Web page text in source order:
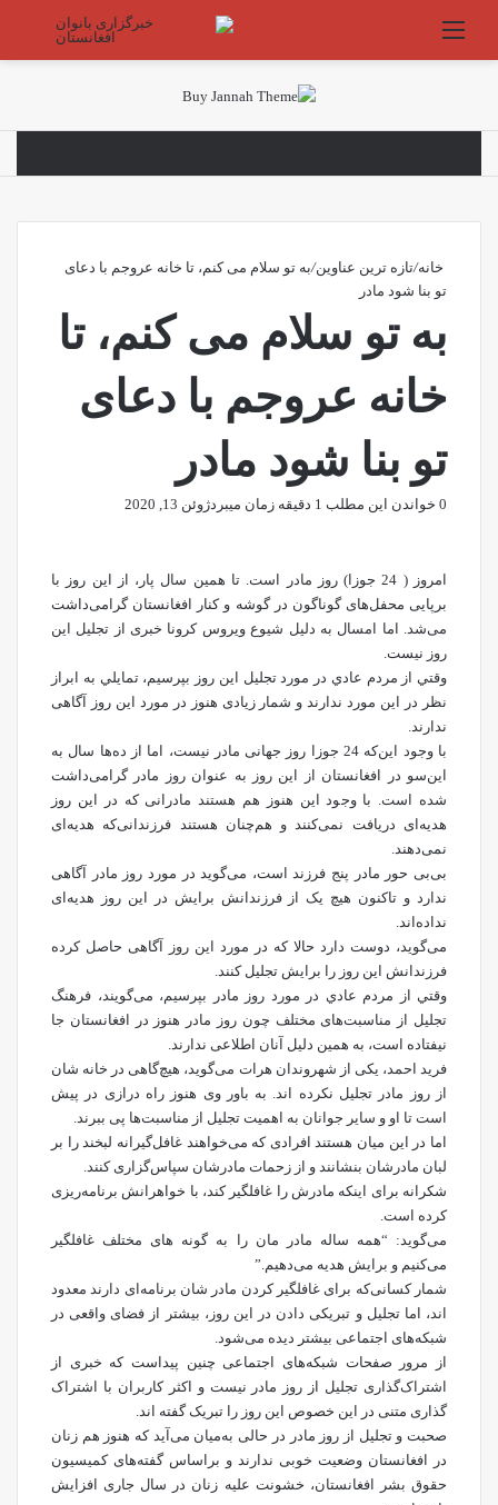
منو
خانه/تازه ترین عناوین/به تو سلام می کنم، تا خانه عروجم با دعای
تو بنا شود مادر
به تو سلام می کنم، تا
خانه عروجم با دعای
تو بنا شود مادر
ژوئن 13, 2020 0 خواندن این مطلب 1 دقیقه زمان میبرد
امروز ( 24 جوزا) روز مادر است. تا همین سال پار، از این روز با
برپایی محفل‌های گوناگون در گوشه و کنار افغانستان گرامی‌داشت
می‌شد. اما امسال به دلیل شیوع ویروس کرونا خبری از تجلیل این
روز نیست.
وقتي از مردم عادي در مورد تجلیل این روز بپرسيم، تمايلي به ابراز
نظر در این مورد ندارند و شمار زیادی هنوز در مورد این روز آگاهی
ندارند.
با وجود این‌که 24 جوزا روز جهانی مادر نیست، اما از ده‌ها سال به
این‌سو در افغانستان از این روز به عنوان روز مادر گرامی‌داشت
شده است. با وجود این هنوز هم هستند مادرانی که در این روز
هدیه‌ای دریافت نمی‌کنند و هم‌چنان هستند فرزندانی‌که هدیه‌ای
نمی‌دهند.
بی‌بی‌ حور مادر پنج فرزند است، می‌گوید در مورد روز مادر آگاهی
ندارد و تاکنون هیچ یک از فرزندانش برایش در این روز هدیه‌ای
نداده‌اند.
می‌گوید، دوست دارد حالا که در مورد این روز آگاهی حاصل کرده
فرزندانش این روز را برایش تجلیل کنند.
وقتي از مردم عادي در مورد روز مادر بپرسيم، می‌گویند، فرهنگ
تجلیل از مناسبت‌های مختلف چون روز مادر هنوز در افغانستان جا
نیفتاده است، به همین دلیل آنان اطلاعی ندارند.
فرید احمد، یکی از شهروندان هرات می‌گوید، هیچ‌گاهی در خانه شان
از روز مادر تجلیل نکرده اند. به باور وی هنوز راه درازی در پیش
است تا او و سایر جوانان به اهمیت تجلیل از مناسبت‌ها پی ببرند.
اما در این میان هستند افرادی که می‌خواهند غافل‌گيرانه لبخند را بر
لبان مادرشان بنشانند و از زحمات مادرشان سپاس‌گزاری کنند.
شکرانه برای اینکه مادرش را غافلگیر کند، با خواهرانش برنامه‌ریزی
کرده است.
می‌گوید: “همه ساله مادر مان را به گونه های مختلف غافلگیر
می‌کنیم و برایش هدیه می‌دهیم.”
شمار کسانی‌که برای غافلگیر کردن مادر شان برنامه‌ای دارند معدود
اند، اما تجلیل و تبریکی دادن در این روز، بیشتر از فضای واقعی در
شبکه‌های اجتماعی بیشتر دیده می‌شود.
از مرور صفحات شبکه‌های اجتماعی چنین پیداست که خبری از
اشتراک‌گذاری تجلیل از روز مادر نیست و اکثر کاربران با اشتراک
گذاری متنی در این خصوص این روز را تبریک گفته اند.
صحبت و تجلیل از روز مادر در حالی به‌میان می‌آید که هنوز هم زنان
در افغانستان وضعیت خوبی ندارند و براساس گفته‌های کمیسیون
حقوق بشر افغانستان، خشونت علیه زنان در سال جاری افزایش